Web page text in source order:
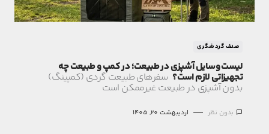
صنف گردشگری
لیست وسایل آشپزی در طبیعت؛ در کمپ و طبیعت‌ چه
تجهیزاتی لازم است؟ سفرهای طبیعت گردی (کمپینگ)
بدون آشپزی در طبیعت غیرممکن است
بدون نظر اردیبهشت 20, 1405